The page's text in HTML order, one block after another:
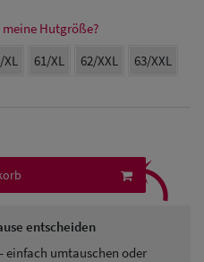
Hutgröße?
XL 61/XL 62/XXL 63/XXL
entscheiden
einfach umtauschen oder
⤹